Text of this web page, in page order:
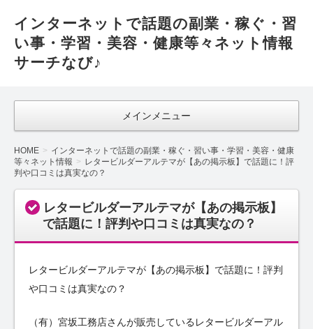
インターネットで話題の副業・稼ぐ・習
い事・学習・美容・健康等々ネット情報
サーチなび♪
メインメニュー
HOME
インターネットで話題の副業・稼ぐ・習い事・学習・美容・健康
等々ネット情報
レタービルダーアルテマが【あの掲示板】で話題に！評
判や口コミは真実なの？
レタービルダーアルテマが【あの掲示板】
で話題に！評判や口コミは真実なの？
レタービルダーアルテマが【あの掲示板】で話題に！評判
や口コミは真実なの？
（有）宮坂工務店さんが販売しているレタービルダーアル